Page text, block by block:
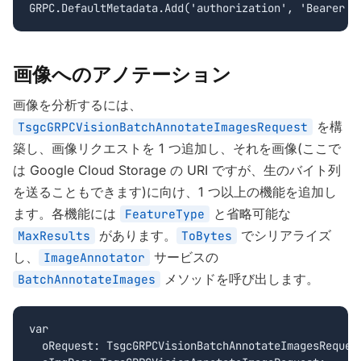
GRPC.DefaultMetadata.Add('authorization', 'Bearer
画像へのアノテーション
画像を分析するには、
TsgcGRPCVisionBatchAnnotateImagesRequest
を構
築し、画像リクエストを 1 つ追加し、それを画像(ここで
は Google Cloud Storage の URI ですが、生のバイト列
を送ることもできます)に向け、1 つ以上の機能を追加し
ます。各機能には
FeatureType と省略可能な
MaxResults があります。 ToBytes
でシリアライズ
し、
ImageAnnotator サービスの
BatchAnnotateImages メソッドを呼び出します。
var
oRequest: